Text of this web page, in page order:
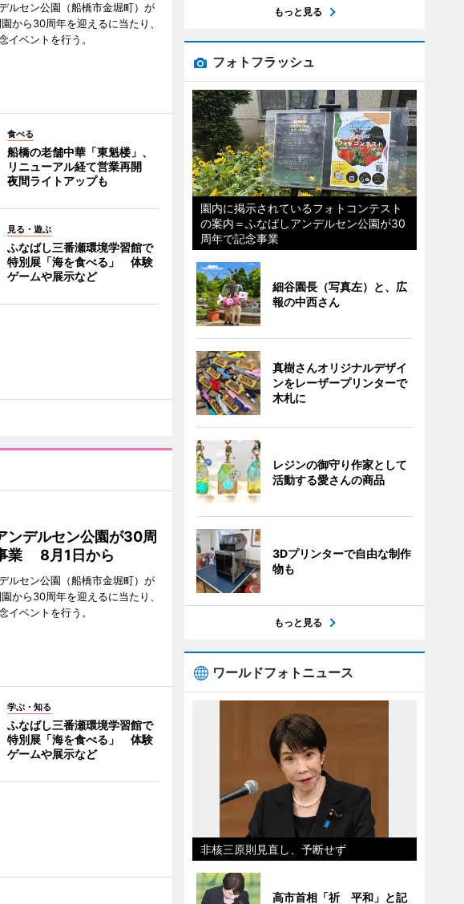
ルセン公園（船橋市金堀町）が
から30周年を迎えるに当たり、
イベントを行う。
食べる
船橋の老舗中華「東魁楼」、
リニューアル経て営業再開
夜間ライトアップも
見る・遊ぶ
ふなばし三番瀬環境学習館で
特別展「海を食べる」 体験
ゲームや展示など
ンデルセン公園が30周
業 8月1日から
ルセン公園（船橋市金堀町）が
から30周年を迎えるに当たり、
イベントを行う。
学ぶ・知る
ふなばし三番瀬環境学習館で
特別展「海を食べる」 体験
ゲームや展示など
もっと見る
フォトフラッシュ
園内に掲示されているフォトコンテスト
の案内＝ふなばしアンデルセン公園が30
周年で記念事業
細谷園長（写真左）と、広
報の中西さん
真樹さんオリジナルデザイ
ンをレーザープリンターで
木札に
レジンの御守り作家として
活動する愛さんの商品
3Dプリンターで自由な制作
物も
もっと見る
ワールドフォトニュース
非核三原則見直し、予断せず
高市首相「祈 平和」と記